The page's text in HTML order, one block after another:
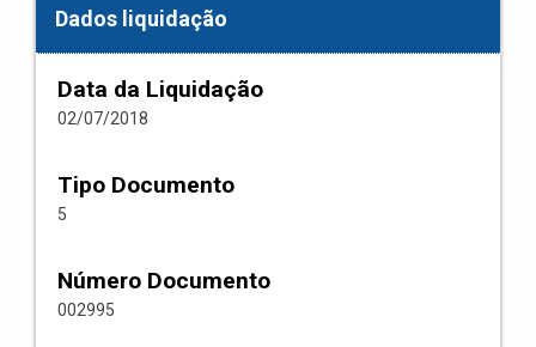
Dados liquidação
Data da Liquidação
02/07/2018
Tipo Documento
5
Número Documento
002995